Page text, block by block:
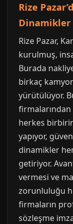
Rize
Dinamikler
Rize Pazar,
kurulmuş,
Burada
birkaç
yürütülüyor.
firmalarından
herkes
yapıyor,
dinamikler
getiriyor.
vermesi ve
zorunluluğu
firmaların
sözleşme